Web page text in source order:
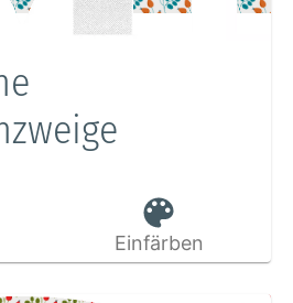
Einfärben